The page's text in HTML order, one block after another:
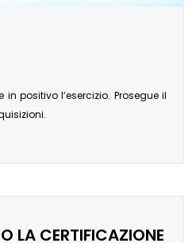
positivo l’esercizio. Prosegue il
LA CERTIFICAZIONE